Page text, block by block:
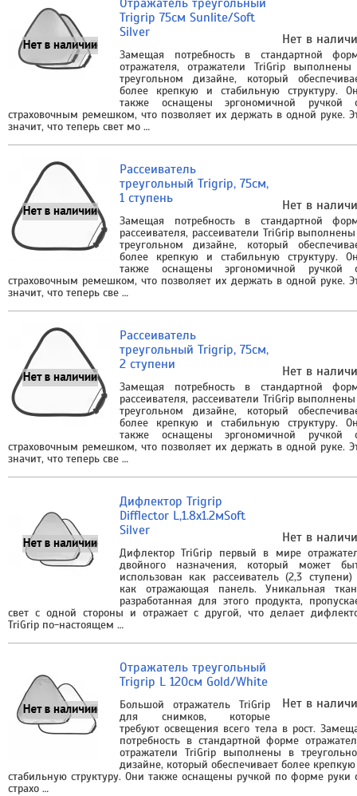
Нет в
Trigrip 75см Sunlite/Soft
Silver
Замещая потребность в стандартной
отражателя, отражатели TriGrip
треугольном дизайне, который
более крепкую и стабильную структуру.
также оснащены эргономичной ручкой
страховочным ремешком, что позволяет их держать в одной руке.
значит, что теперь свет мо …
Нет в
Рассеиватель
треугольный Trigrip, 75см,
1 ступень
Замещая потребность в стандартной
рассеивателя, рассеиватели TriGrip
треугольном дизайне, который
более крепкую и стабильную структуру.
также оснащены эргономичной ручкой
страховочным ремешком, что позволяет их держать в одной руке.
значит, что теперь све …
Нет в
Рассеиватель
треугольный Trigrip, 75см,
2 ступени
Замещая потребность в стандартной
рассеивателя, рассеиватели TriGrip
треугольном дизайне, который
более крепкую и стабильную структуру.
также оснащены эргономичной ручкой
страховочным ремешком, что позволяет их держать в одной руке.
значит, что теперь све …
Нет в
Дифлектор Trigrip
Difflector L,1.8х1.2мSoft
Silver
Дифлектор TriGrip первый в мире
двойного назначения, который может
использован как рассеиватель (2,3
как отражающая панель. Уникальная
разработанная для этого продукта,
свет с одной стороны и отражает с другой, что делает
TriGrip по-настоящем …
Нет в
Отражатель треугольный
Trigrip L 120см Gold/White
Большой отражатель TriGrip
для снимков, которые
требуют освещения всего тела в рост.
потребность в стандартной форме
отражатели TriGrip выполнены в
дизайне, который обеспечивает более
стабильную структуру. Они также оснащены ручкой по форме руки
страхо …